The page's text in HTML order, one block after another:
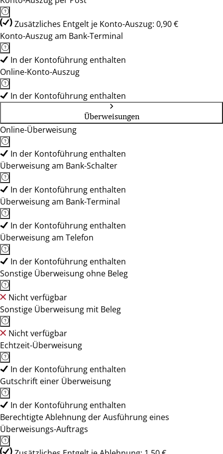
Zusätzliches Entgelt je Konto-Auszug: 0,90 €
Konto-Auszug am Bank-Terminal
In der Kontoführung enthalten
Online-Konto-Auszug
In der Kontoführung enthalten
Überweisungen
Online-Überweisung
In der Kontoführung enthalten
Überweisung am Bank-Schalter
In der Kontoführung enthalten
Überweisung am Bank-Terminal
In der Kontoführung enthalten
Überweisung am Telefon
In der Kontoführung enthalten
Sonstige Überweisung ohne Beleg
Nicht verfügbar
Sonstige Überweisung mit Beleg
Nicht verfügbar
Echtzeit-Überweisung
In der Kontoführung enthalten
Gutschrift einer Überweisung
In der Kontoführung enthalten
Berechtigte Ablehnung der Ausführung eines
Überweisungs-Auftrags